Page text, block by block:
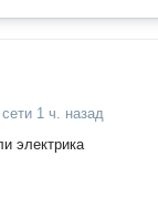
1 ч. назад
Сантехника сборка мебели электрика